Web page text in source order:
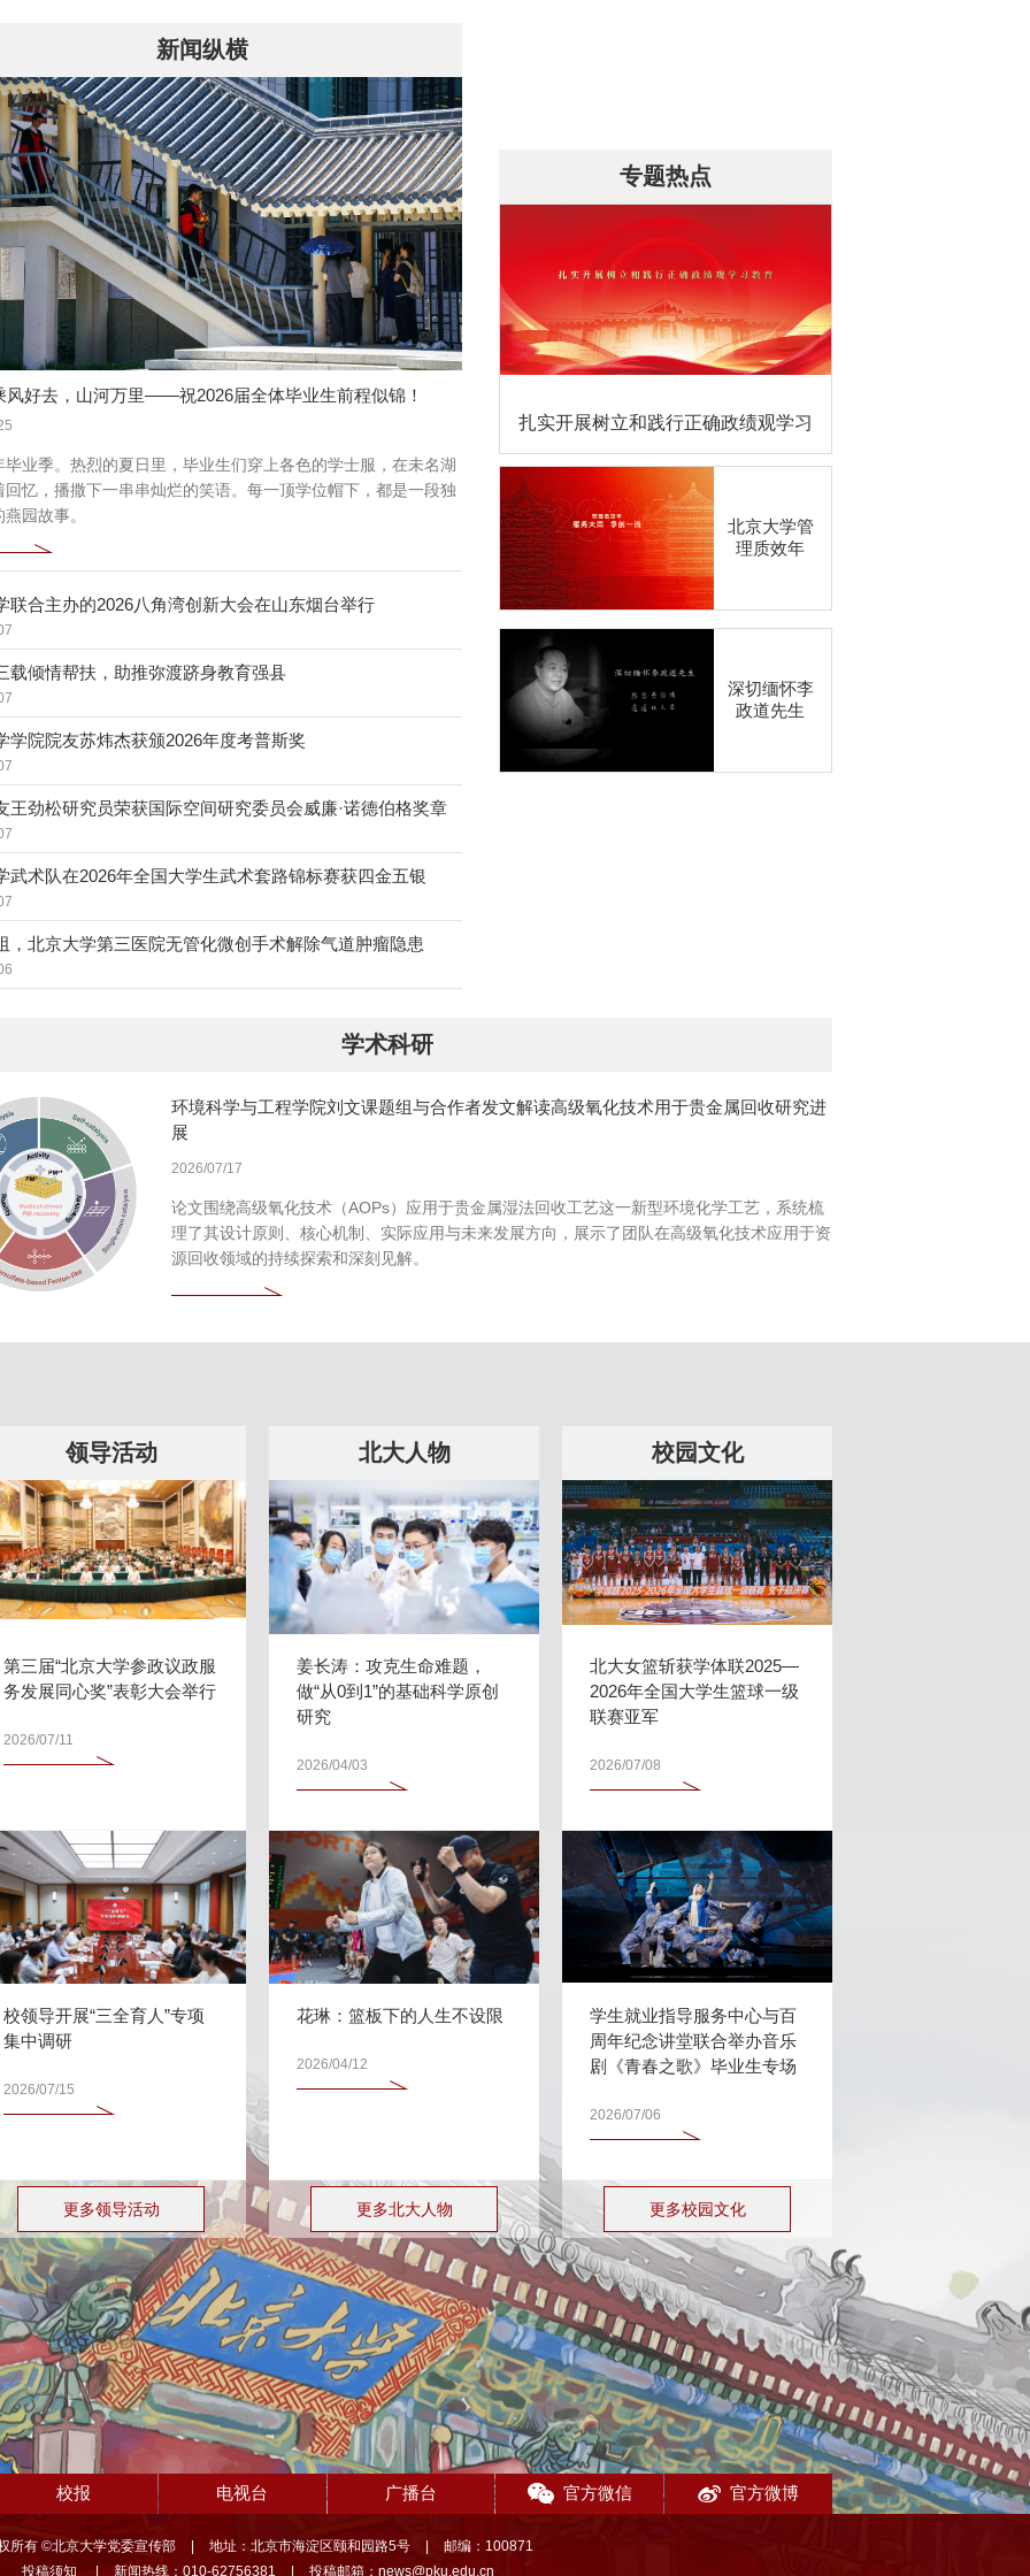
新闻纵横
风好去，山河万里——祝2026届全体毕业生前程似锦！
毕业季。热烈的夏日里，毕业生们穿上各色的学士服，在未名湖
回忆，播撒下一串串灿烂的笑语。每一顶学位帽下，都是一段独
园故事。
联合主办的2026八角湾创新大会在山东烟台举行
载倾情帮扶，助推弥渡跻身教育强县
学院院友苏炜杰获颁2026年度考普斯奖
王劲松研究员荣获国际空间研究委员会威廉·诺德伯格奖章
武术队在2026年全国大学生武术套路锦标赛获四金五银
，北京大学第三医院无管化微创手术解除气道肿瘤隐患
专题热点
扎实开展树立和践行正确政绩观学习
北京大学管
理质效年
深切缅怀李
政道先生
学术科研
环境科学与工程学院刘文课题组与合作者发文解读高级氧化技术用于贵金属回收研究进
展
2026/07/17
论文围绕高级氧化技术（AOPs）应用于贵金属湿法回收工艺这一新型环境化学工艺，系统梳
理了其设计原则、核心机制、实际应用与未来发展方向，展示了团队在高级氧化技术应用于资
源回收领域的持续探索和深刻见解。
领导活动
第三届“北京大学参政议政服
务发展同心奖”表彰大会举行
2026/07/11
校领导开展“三全育人”专项
集中调研
2026/07/15
更多领导活动
北大人物
姜长涛：攻克生命难题，
做“从0到1”的基础科学原创
研究
2026/04/03
花琳：篮板下的人生不设限
2026/04/12
更多北大人物
校园文化
北大女篮斩获学体联2025—
2026年全国大学生篮球一级
联赛亚军
2026/07/08
学生就业指导服务中心与百
周年纪念讲堂联合举办音乐
剧《青春之歌》毕业生专场
2026/07/06
更多校园文化
校报 电视台 广播台 官方微信 官方微博
所有 ©北京大学党委宣传部 | 地址：北京市海淀区颐和园路5号 |
邮编：100871
投稿须知
| 新闻热线：010-62756381 | 投稿邮箱：news@pku.edu.cn